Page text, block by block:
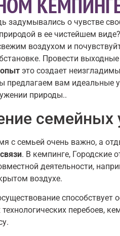
задумывались о чувстве
в ее чистейшем
воздухом и
Провести
это создает
предлагаем вам идеальные
природы..
семейных
с семьей очень важно, а
. В кемпинге, Городские
деятельности,
воздухе.
перебоев,